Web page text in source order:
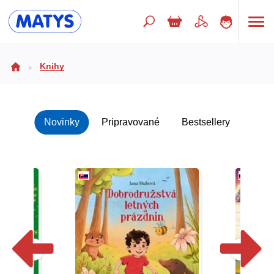
Doplnkový sortiment
Poézia
Populárno - náučné pre deti
Predškoláci
Výchova a pedagogika
Knihy
Novinky Pripravované Bestsellery